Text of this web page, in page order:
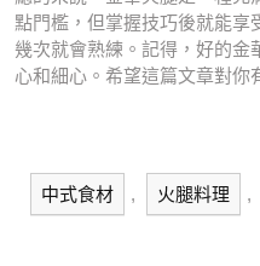
點門檻，但掌握技巧後就能享
幾次就會熟練。記得，好的金
心和細心。希望這篇文章對你
中式食材 , 火腿料理 ,